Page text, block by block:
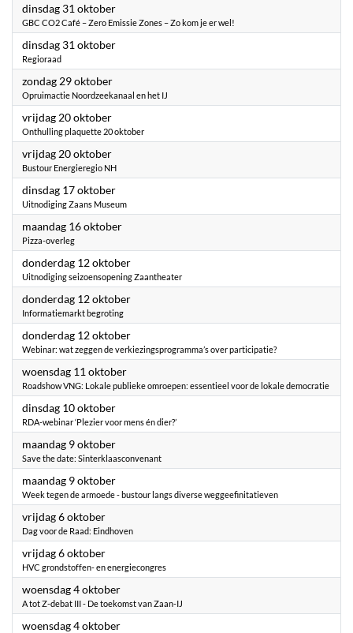
dinsdag 31 oktober2023
GBC CO2 Café – Zero Emissie Zones – Zo kom je er wel!
dinsdag 31 oktober2023
Regioraad
zondag 29 oktober2023
Opruimactie Noordzeekanaal en het IJ
vrijdag 20 oktober2023
Onthulling plaquette 20 oktober
vrijdag 20 oktober2023
Bustour Energieregio NH
dinsdag 17 oktober2023
Uitnodiging Zaans Museum
maandag 16 oktober2023
Pizza-overleg
donderdag 12 oktober2023
Uitnodiging seizoensopening Zaantheater
donderdag 12 oktober2023
Informatiemarkt begroting
donderdag 12 oktober2023
Webinar: wat zeggen de verkiezingsprogramma’s over participatie?
woensdag 11 oktober2023
Roadshow VNG: Lokale publieke omroepen: essentieel voor de lokale democratie
dinsdag 10 oktober2023
RDA-webinar ‘Plezier voor mens én dier?’
maandag 9 oktober2023
Save the date: Sinterklaasconvenant
maandag 9 oktober2023
Week tegen de armoede - bustour langs diverse weggeefinitatieven
vrijdag 6 oktober2023
Dag voor de Raad: Eindhoven
vrijdag 6 oktober2023
HVC grondstoffen- en energiecongres
woensdag 4 oktober2023
A tot Z-debat III - De toekomst van Zaan-IJ
woensdag 4 oktober2023